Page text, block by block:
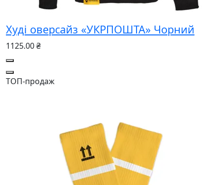
Худі оверсайз «УКРПОШТА» Чорний
1125.00 ₴
ТОП-продаж